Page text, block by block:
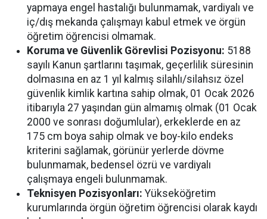
yapmaya engel hastalığı bulunmamak, vardiyalı ve
iç/dış mekanda çalışmayı kabul etmek ve örgün
öğretim öğrencisi olmamak.
Koruma ve Güvenlik Görevlisi Pozisyonu: 5188
sayılı Kanun şartlarını taşımak, geçerlilik süresinin
dolmasına en az 1 yıl kalmış silahlı/silahsız özel
güvenlik kimlik kartına sahip olmak, 01 Ocak 2026
itibarıyla 27 yaşından gün almamış olmak (01 Ocak
2000 ve sonrası doğumlular), erkeklerde en az
175 cm boya sahip olmak ve boy-kilo endeks
kriterini sağlamak, görünür yerlerde dövme
bulunmamak, bedensel özrü ve vardiyalı
çalışmaya engeli bulunmamak.
Teknisyen Pozisyonları: Yükseköğretim
kurumlarında örgün öğretim öğrencisi olarak kaydı